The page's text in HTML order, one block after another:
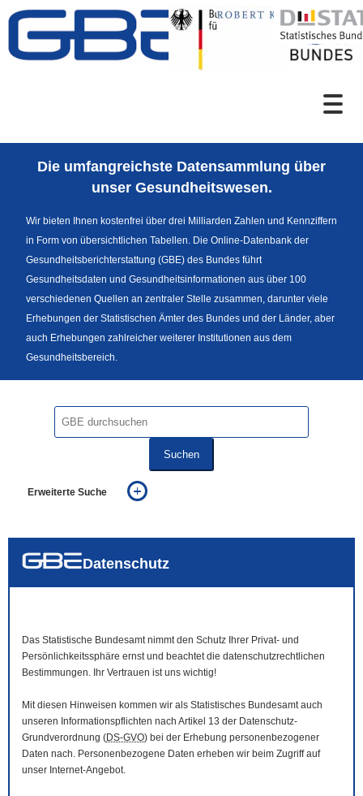
Zum Inhalt
Sprachumschaltung
Die umfangreichste Datensammlung über
unser Gesundheitswesen.
Wir bieten Ihnen kostenfrei über drei Milliarden Zahlen und Kennziffern
in Form von übersichtlichen Tabellen. Die Online-Datenbank der
Gesundheitsberichterstattung (GBE) des Bundes führt
Gesundheitsdaten und Gesundheitsinformationen aus über 100
verschiedenen Quellen an zentraler Stelle zusammen, darunter viele
Erhebungen der Statistischen Ämter des Bundes und der Länder, aber
auch Erhebungen zahlreicher weiterer Institutionen aus dem
Gesundheitsbereich.
Suchen
Erweiterte Suche
auch in allen Texten suchen (Volltextsuche)
Datenschutz
Das Statistische Bundesamt nimmt den Schutz Ihrer Privat- und
Persönlichkeitssphäre ernst und beachtet die datenschutzrechtlichen
Bestimmungen. Ihr Vertrauen ist uns wichtig!
Mit diesen Hinweisen kommen wir als Statistisches Bundesamt auch
unseren Informationspflichten nach Artikel 13 der Datenschutz-
Grundverordnung (DS-GVO) bei der Erhebung personenbezogener
Daten nach. Personenbezogene Daten erheben wir beim Zugriff auf
unser Internet-Angebot.